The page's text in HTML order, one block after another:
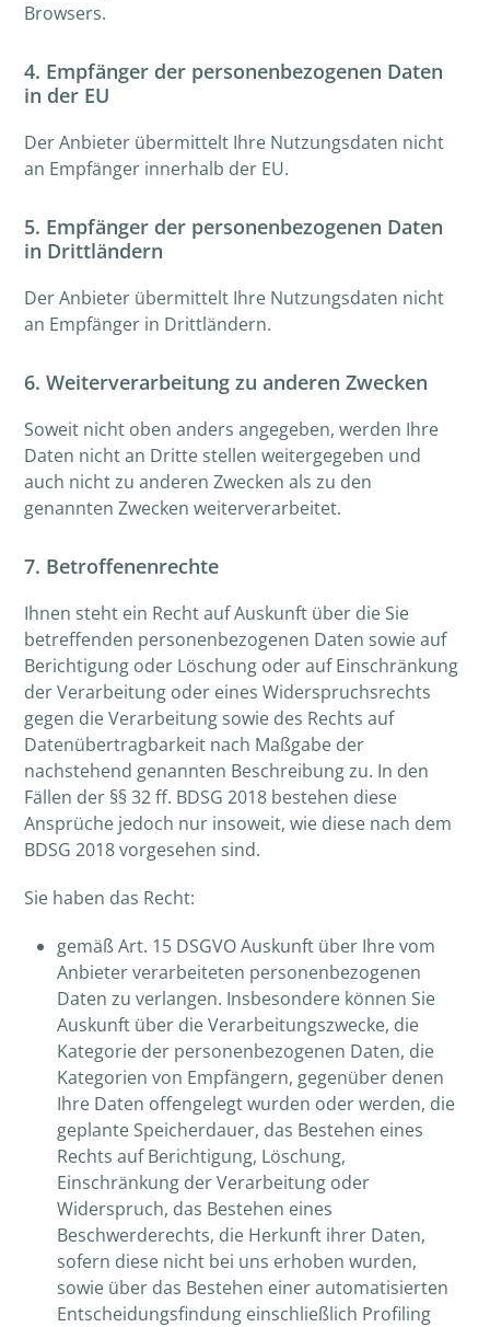
Browsers.
4. Empfänger der personenbezogenen Daten
in der EU
Der Anbieter übermittelt Ihre Nutzungsdaten nicht
an Empfänger innerhalb der EU.
5. Empfänger der personenbezogenen Daten
in Drittländern
Der Anbieter übermittelt Ihre Nutzungsdaten nicht
an Empfänger in Drittländern.
6. Weiterverarbeitung zu anderen Zwecken
Soweit nicht oben anders angegeben, werden Ihre
Daten nicht an Dritte stellen weitergegeben und
auch nicht zu anderen Zwecken als zu den
genannten Zwecken weiterverarbeitet.
7. Betroffenenrechte
Ihnen steht ein Recht auf Auskunft über die Sie
betreffenden personenbezogenen Daten sowie auf
Berichtigung oder Löschung oder auf Einschränkung
der Verarbeitung oder eines Widerspruchsrechts
gegen die Verarbeitung sowie des Rechts auf
Datenübertragbarkeit nach Maßgabe der
nachstehend genannten Beschreibung zu. In den
Fällen der §§ 32 ff. BDSG 2018 bestehen diese
Ansprüche jedoch nur insoweit, wie diese nach dem
BDSG 2018 vorgesehen sind.
Sie haben das Recht:
gemäß Art. 15 DSGVO Auskunft über Ihre vom
Anbieter verarbeiteten personenbezogenen
Daten zu verlangen. Insbesondere können Sie
Auskunft über die Verarbeitungszwecke, die
Kategorie der personenbezogenen Daten, die
Kategorien von Empfängern, gegenüber denen
Ihre Daten offengelegt wurden oder werden, die
geplante Speicherdauer, das Bestehen eines
Rechts auf Berichtigung, Löschung,
Einschränkung der Verarbeitung oder
Widerspruch, das Bestehen eines
Beschwerderechts, die Herkunft ihrer Daten,
sofern diese nicht bei uns erhoben wurden,
sowie über das Bestehen einer automatisierten
Entscheidungsfindung einschließlich Profiling